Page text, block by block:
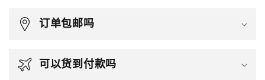
订单包邮吗
可以货到付款吗